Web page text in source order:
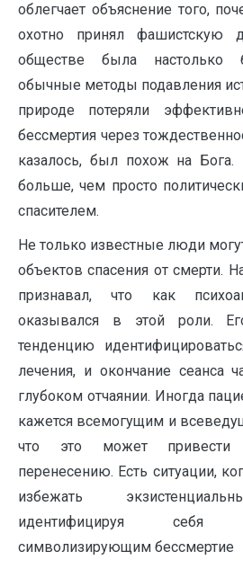
облегчает объяснение того,
охотно принял фашистскую
обществе была настолько
обычные методы подавления
природе потеряли
бессмертия через
казалось, был похож на
больше, чем просто
спасителем.
Не только известные люди
объектов спасения от смерти.
признавал, что как
оказывался в этой роли.
тенденцию
лечения, и окончание сеанса
глубоком отчаянии. Иногда
кажется всемогущим и
что это может привести
перенесению. Есть ситуации,
избежать
идентифицируя
символизирующим бессмертие